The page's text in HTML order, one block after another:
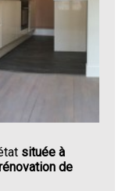
située à
de